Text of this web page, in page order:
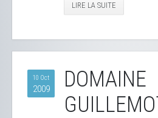
LIRE LA SUITE
10 Oct
2009
DOMAINE